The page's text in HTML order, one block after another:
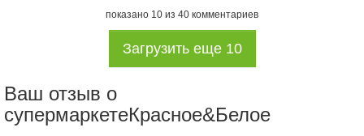
Добавить ответ
Добавить ответ
показано 10 из 40 комментариев
Загрузить еще 10
Ваш отзыв о
супермаркетеКрасное&Белое